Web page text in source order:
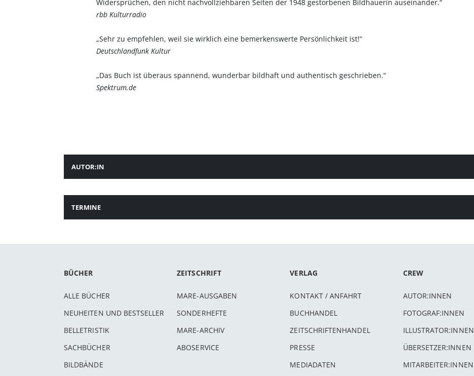
Widersprüchen, den nicht nachvollziehbaren Seiten der 1948 gestorbenen Bildhauerin auseinander.“
rbb Kulturradio
„Sehr zu empfehlen, weil sie wirklich eine bemerkenswerte Persönlichkeit ist!“
Deutschlandfunk Kultur
„Das Buch ist überaus spannend, wunderbar bildhaft und authentisch geschrieben.“
Spektrum.de
AUTOR:IN
TERMINE
BÜCHER
ALLE BÜCHER
NEUHEITEN UND BESTSELLER
BELLETRISTIK
SACHBÜCHER
BILDBÄNDE
ZEITSCHRIFT
MARE-AUSGABEN
SONDERHEFTE
MARE-ARCHIV
ABOSERVICE
VERLAG
KONTAKT / ANFAHRT
BUCHHANDEL
ZEITSCHRIFTENHANDEL
PRESSE
MEDIADATEN
CREW
AUTOR:INNEN
FOTOGRAF:INNEN
ILLUSTRATOR:INNEN
ÜBERSETZER:INNEN
MITARBEITER:INNEN